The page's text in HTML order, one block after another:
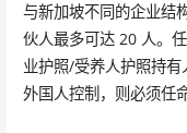
与新加坡不同的企业结
伙人最多可达 20 人。
业护照/受养人护照持
外国人控制，则必须任